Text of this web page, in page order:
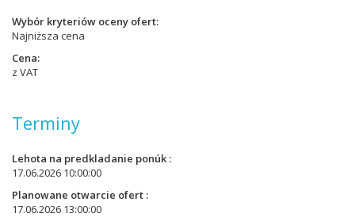
Wybór kryteriów oceny ofert
Najniższa cena
Cena
z VAT
Terminy
Lehota na predkladanie ponúk
17.06.2026 10:00:00
Planowane otwarcie ofert
17.06.2026 13:00:00